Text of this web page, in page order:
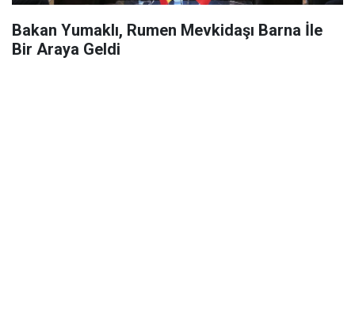
Bakan Yumaklı, Rumen Mevkidaşı Barna İle
Bir Araya Geldi